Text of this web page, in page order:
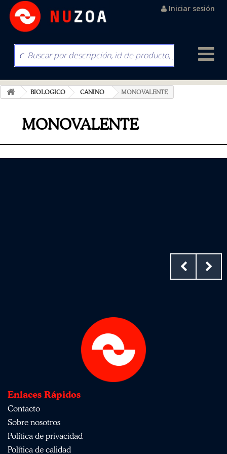
Iniciar sesión
BIOLOGICO CANINO MONOVALENTE
MONOVALENTE
Enlaces Rápidos
Contacto
Sobre nosotros
Política de privacidad
Política de calidad